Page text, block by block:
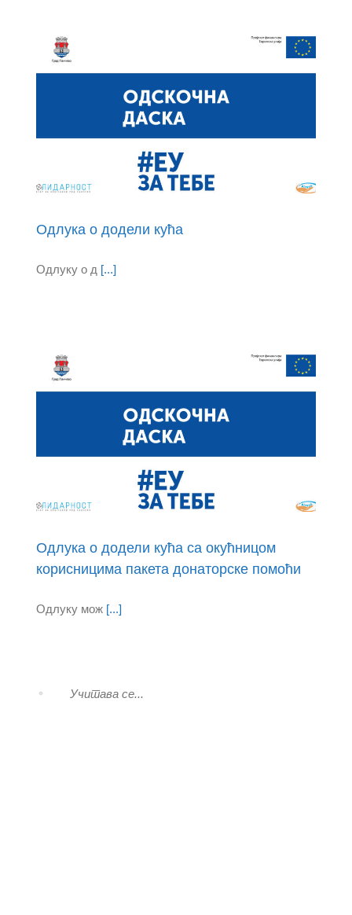
Oдлука о додели кућа
Одлуку о д [...]
Одлука о додели кућа са окућницом
корисницима пакета донаторске помоћи
Одлуку мож[...]